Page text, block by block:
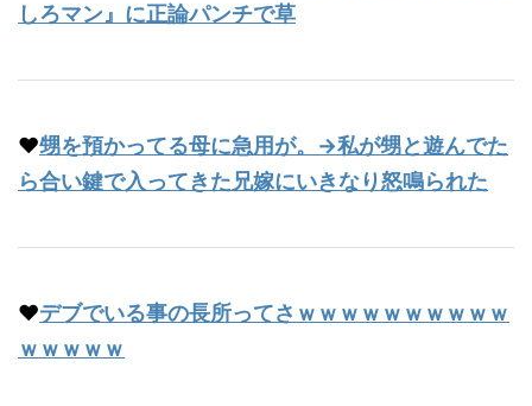
しろマン』に正論パンチで草
♥甥を預かってる母に急用が。→私が甥と遊んでた
ら合い鍵で入ってきた兄嫁にいきなり怒鳴られた
♥デブでいる事の長所ってさｗｗｗｗｗｗｗｗｗｗ
ｗｗｗｗｗ